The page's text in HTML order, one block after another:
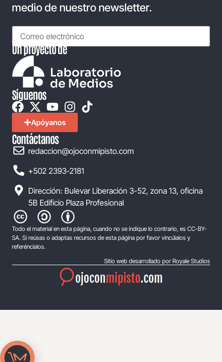
medio de nuestro newsletter.
Un proyecto de
Síguenos
Apóyanos
Contáctanos
redaccion@ojoconmipisto.com
+502 2393-2181
Dirección: Bulevar Liberación 3-52, zona 13, oficina
5B Edificio Plaza Profesional
Todo el material en esta página, cuando no se indique lo contrario, es CC-BY-
SA. Si reúsas o adaptas recursos de esta página por favor vincúlalos y
referéncialos.
Sitio web desarrollado por Royale Studios